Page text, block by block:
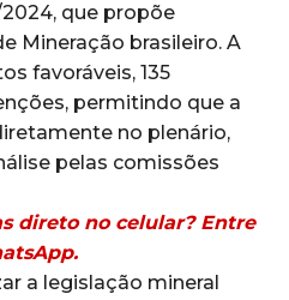
que propõe
Mineração brasileiro. A
favoráveis, 135
permitindo que a
no plenário,
pelas comissões
direto no celular? Entre
a legislação mineral